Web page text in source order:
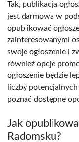
Tak, publikacja
jest darmowa w
opublikować
zainteresowanymi
swoje ogłoszenie i
również opcje
ogłoszenie będzie
liczby
poznać dostępne
Jak
Radomsku?